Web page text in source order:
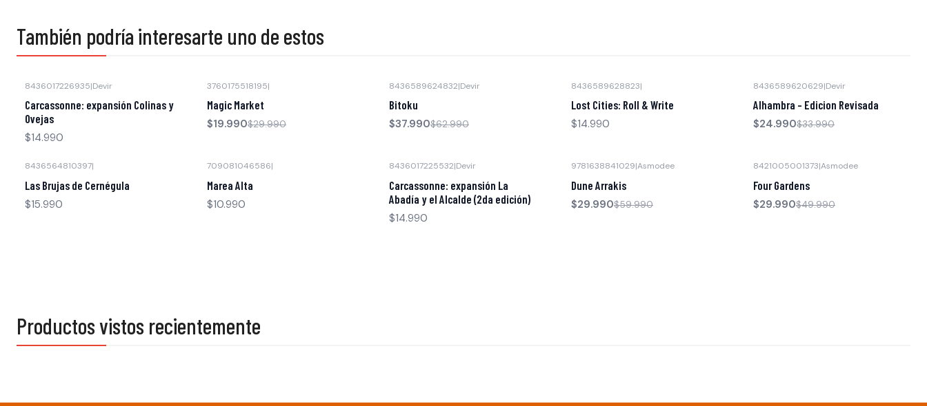
También podría interesarte uno de estos
8436017226935|Devir
Carcassonne: expansión Colinas y
Ovejas
$14.990
3760175518195|
Magic Market
$19.990$29.990
8436589624832|Devir
Bitoku
$37.990$62.990
8436589628823|
Lost Cities: Roll & Write
$14.990
8436589620629|Devir
Alhambra - Edicion Revisada
$24.990$33.990
8436564810397|
Las Brujas de Cernégula
$15.990
709081046586|
Marea Alta
$10.990
8436017225532|Devir
Carcassonne: expansión La
Abadía y el Alcalde (2da edición)
$14.990
9781638841029|Asmodee
Dune Arrakis
$29.990$59.990
8421005001373|Asmodee
Four Gardens
$29.990$49.990
Productos vistos recientemente